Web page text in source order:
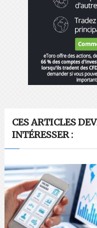
CES ARTICLES
INTÉRESSER :